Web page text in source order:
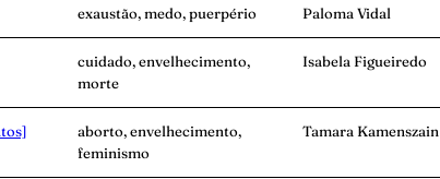
exaustão, medo, puerpério Paloma Vidal
cuidado, envelhecimento,
morte
Isabela Figueiredo
aborto, envelhecimento,
feminismo
Tamara Kamenszain